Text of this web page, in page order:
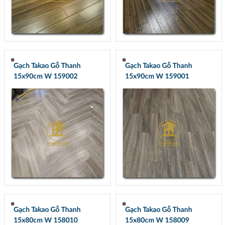
Gạch Takao Gỗ Thanh
15x90cm W 159002
Gạch Takao Gỗ Thanh
15x90cm W 159001
Gạch Takao Gỗ Thanh
15x80cm W 158010
Gạch Takao Gỗ Thanh
15x80cm W 158009